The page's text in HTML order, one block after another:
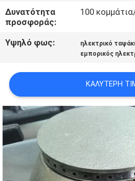
ΕΙΔΉΣΕΙΣ
ΠΕΡΙΠΤΏΣΕΙΣ
VR
SITEMAP
PRIVACY
POLICY
Δυνατότητα
προσφοράς:
100
Υψηλό φως: ηλεκτρικό
εμπορικός
ΚΑΛΎΤΕΡΗ